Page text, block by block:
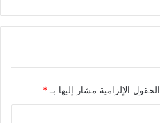
الحقول الإلزامية مشار إليها بـ *